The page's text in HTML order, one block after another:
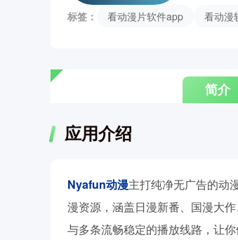
标签： 看动漫片软件app 看动漫
简介
应用介绍
Nyafun动漫主打纯净无广告的动
漫资源，涵盖日漫新番、国漫大
与多条流畅稳定的播放线路，让